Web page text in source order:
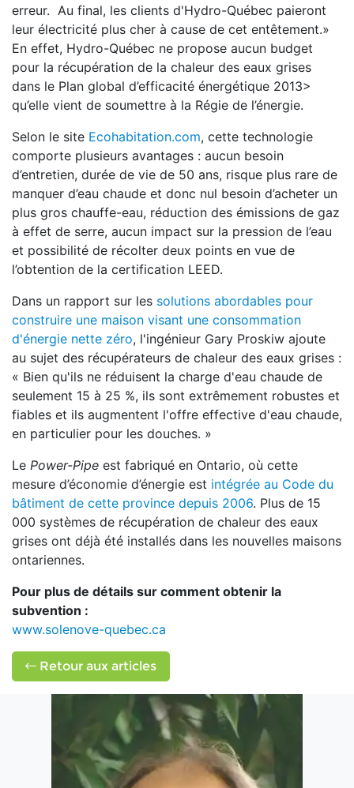
erreur. Au final, les clients d'Hydro-Québec paieront
leur électricité plus cher à cause de cet entêtement.»
En effet, Hydro-Québec ne propose aucun budget
pour la récupération de la chaleur des eaux grises
dans le Plan global d’efficacité énergétique 2013>
qu’elle vient de soumettre à la Régie de l’énergie.
Selon le site Ecohabitation.com, cette technologie
comporte plusieurs avantages : aucun besoin
d’entretien, durée de vie de 50 ans, risque plus rare de
manquer d’eau chaude et donc nul besoin d’acheter un
plus gros chauffe-eau, réduction des émissions de gaz
à effet de serre, aucun impact sur la pression de l’eau
et possibilité de récolter deux points en vue de
l’obtention de la certification LEED.
Dans un rapport sur les solutions abordables pour
construire une maison visant une consommation
d'énergie nette zéro, l'ingénieur Gary Proskiw ajoute
au sujet des récupérateurs de chaleur des eaux grises :
« Bien qu'ils ne réduisent la charge d'eau chaude de
seulement 15 à 25 %, ils sont extrêmement robustes et
fiables et ils augmentent l'offre effective d'eau chaude,
en particulier pour les douches. »
Le Power-Pipe est fabriqué en Ontario, où cette
mesure d’économie d’énergie est intégrée au Code du
bâtiment de cette province depuis 2006. Plus de 15
000 systèmes de récupération de chaleur des eaux
grises ont déjà été installés dans les nouvelles maisons
ontariennes.
Pour plus de détails sur comment obtenir la
subvention :
www.solenove-quebec.ca
Retour aux articles